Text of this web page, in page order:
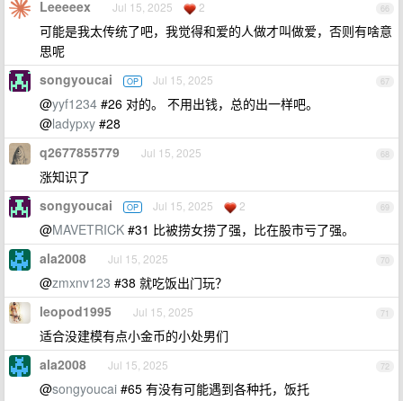
66
Leeeeex Jul 15, 2025 2
可能是我太传统了吧，我觉得和爱的人做才叫做爱，否则有啥意
思呢
67
songyoucai OP Jul 15, 2025
@yyf1234 #26 对的。 不用出钱，总的出一样吧。
@ladypxy #28
68
q2677855779 Jul 15, 2025
涨知识了
69
songyoucai OP Jul 15, 2025 2
@MAVETRICK #31 比被捞女捞了强，比在股市亏了强。
70
ala2008 Jul 15, 2025
@zmxnv123 #38 就吃饭出门玩？
71
leopod1995 Jul 15, 2025
适合没建模有点小金币的小处男们
72
ala2008 Jul 15, 2025
@songyoucai #65 有没有可能遇到各种托，饭托